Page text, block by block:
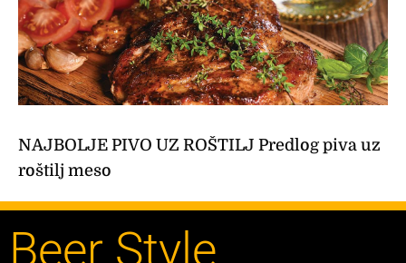
NAJBOLJE PIVO UZ ROŠTILJ Predlog piva uz
roštilj meso
Beer Style